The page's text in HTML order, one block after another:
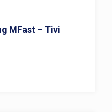
MFast – Tivi